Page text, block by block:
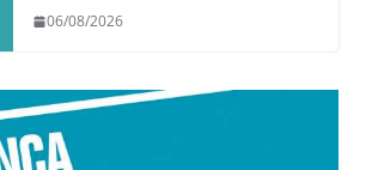
06/08/2026